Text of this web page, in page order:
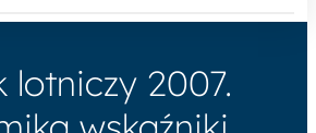
lotniczy 2007.